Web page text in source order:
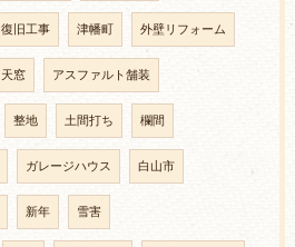
復旧工事 津幡町 外壁リフォーム
天窓 アスファルト舗装
整地 土間打ち 欄間
ガレージハウス 白山市
新年 雪害